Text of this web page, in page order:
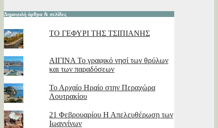
Δημοφιλή άρθρα & σελίδες
ΤΟ ΓΕΦΥΡΙ ΤΗΣ ΤΣΙΠΙΑΝΗΣ
ΑΙΓΙΝΑ Το γραφικό νησί των θρύλων
και των παραδόσεων
Το Αρχαίο Ηραίο στην Περαχώρα
Λουτρακίου
21 Φεβρουαρίου Η Απελευθέρωση των
Ιωαννίνων